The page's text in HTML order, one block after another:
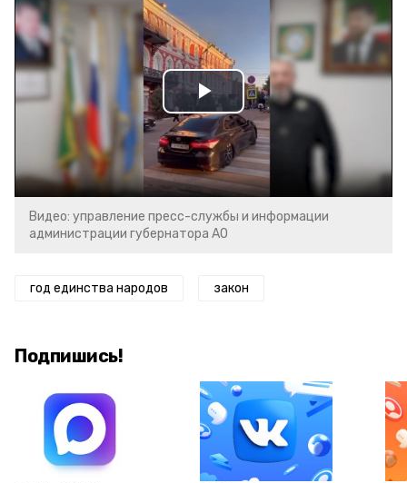
Play
Video
Видео: управление пресс-службы и информации
администрации губернатора АО
год единства народов закон
Подпишись!